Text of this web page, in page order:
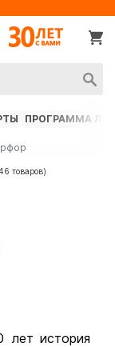
ПРОГРАММА
товаров)
лет история